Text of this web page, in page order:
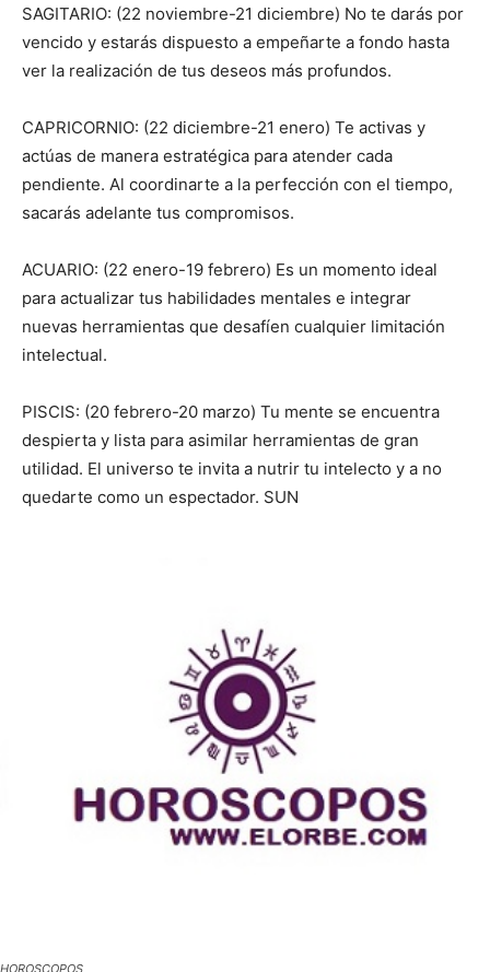
SAGITARIO: (22 noviembre-21 diciembre) No te darás por
vencido y estarás dispuesto a empeñarte a fondo hasta
ver la realización de tus deseos más profundos.
CAPRICORNIO: (22 diciembre-21 enero) Te activas y
actúas de manera estratégica para atender cada
pendiente. Al coordinarte a la perfección con el tiempo,
sacarás adelante tus compromisos.
ACUARIO: (22 enero-19 febrero) Es un momento ideal
para actualizar tus habilidades mentales e integrar
nuevas herramientas que desafíen cualquier limitación
intelectual.
PISCIS: (20 febrero-20 marzo) Tu mente se encuentra
despierta y lista para asimilar herramientas de gran
utilidad. El universo te invita a nutrir tu intelecto y a no
quedarte como un espectador. SUN
HOROSCOPOS